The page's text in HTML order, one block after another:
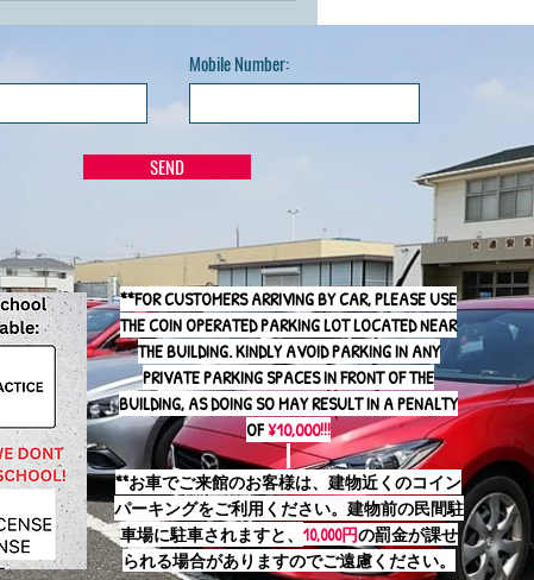
Mobile Number:
SEND
**FOR CUSTOMERS ARRIVING BY CAR, PLEASE USE
THE COIN OPERATED PARKING LOT LOCATED NEAR
THE BUILDING. KINDLY AVOID PARKING IN ANY
PRIVATE PARKING SPACES IN FRONT OF THE
BUILDING, AS DOING SO MAY RESULT IN A PENALTY
OF¥10,000!!!
**お車でご来館のお客様は、建物近くのコイン
パーキングをご利用ください。建物前の民間駐
車場に駐車されますと、 10,000円の罰金が課せ
られる場合がありますのでご遠慮ください。